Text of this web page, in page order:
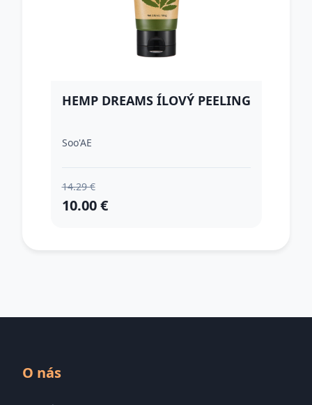
HEMP DREAMS ÍLOVÝ PEELING
Soo'AE
14.29 €
10.00 €
O nás